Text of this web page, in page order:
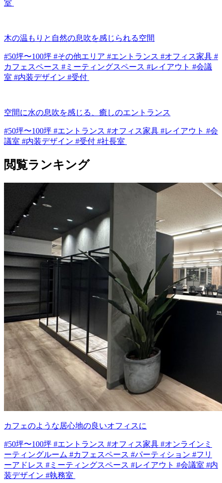
室
木の温もりと自然の息吹を感じられる空間
#50坪〜100坪 #その他エリア #エントランス #オフィス家具 #
カフェスペース #ミーティングスペース #レイアウト #会議
室 #内装デザイン #受付
空間に水の息吹を感じる、癒しのエントランス
#50坪〜100坪 #エントランス #オフィス家具 #レイアウト #会
議室 #内装デザイン #受付 #社長室
閲覧ランキング
カフェのような居心地の良いオフィスに
#50坪〜100坪 #エントランス #オフィス家具 #オンラインミ
ーティングルーム #カフェスペース #パーティション #フリ
ーアドレス #ミーティングスペース #レイアウト #会議室 #内
装デザイン #執務室